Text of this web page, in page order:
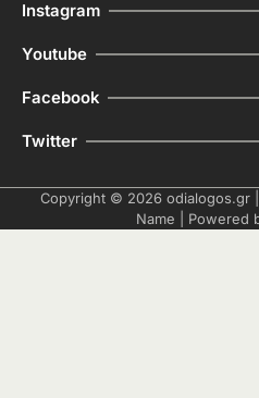
Instagram
Youtube
Facebook
Twitter
Copyright © 2026 odialogos.gr
Name | Powered